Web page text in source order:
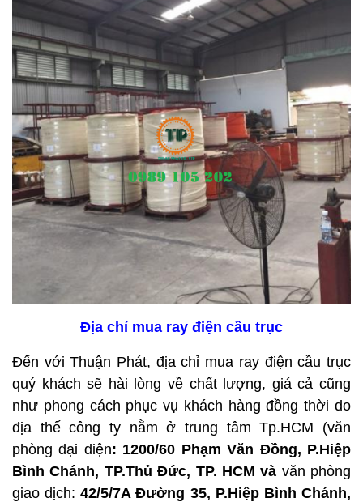
Địa chỉ mua ray điện cầu trục
Đến với Thuận Phát, địa chỉ mua ray điện cầu trục
quý khách sẽ hài lòng về chất lượng, giá cả cũng
như phong cách phục vụ khách hàng đồng thời do
địa thế công ty nằm ở trung tâm Tp.HCM (văn
phòng đại diện: 1200/60 Phạm Văn Đồng, P.Hiệp
Bình Chánh, TP.Thủ Đức, TP. HCM và văn phòng
giao dịch: 42/5/7A Đường 35, P.Hiệp Bình Chánh,